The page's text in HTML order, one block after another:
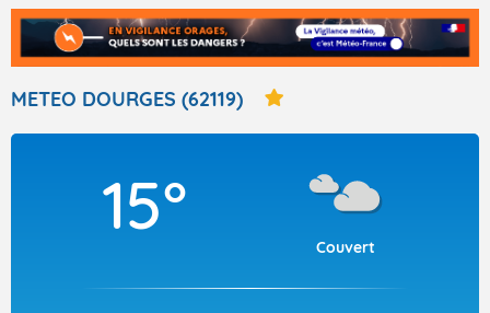
TOUS LES RÉSULTATS
Articles
METEO DOURGES (62119)
15°
Couvert